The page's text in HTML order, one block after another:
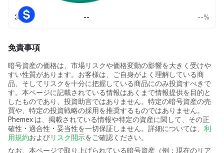
30日 -- --%
免責事項
暗号資産の価格は、市場リスクや価格変動の影響を大きく受けや
すい性質があります。お客様は、ご自身がよく理解している商
品、そしてリスクを十分に把握している商品にのみ投資すべきで
す。本ページに記載されている情報はあくまで情報提供を目的と
したものであり、投資助言ではありません。特定の暗号資産の売
買や、特定の投資戦略の採用を推奨するものではありません。
Phemex は、掲載されている情報や特定の資産に関して、その正
確性・適合性・妥当性を一切保証しません。詳細については、 利
用規約およびリスク開示をご確認ください。
なお、本ページで取り上げられている暗号資産（例：現在のリア